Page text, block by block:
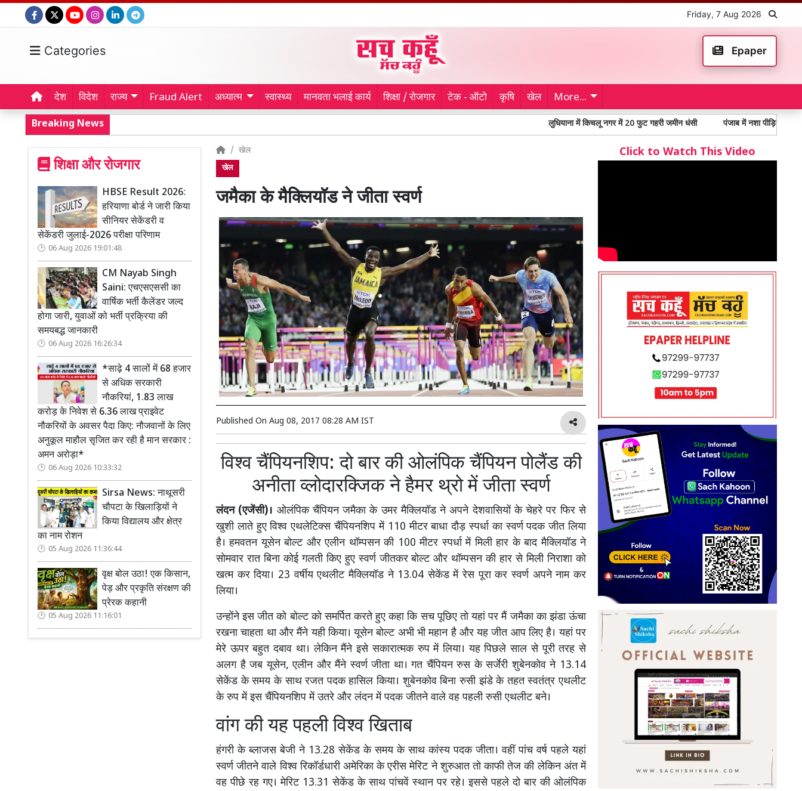
Friday, 7 Aug 2026
Categories Epaper
देश विदेश राज्य Fraud Alert अध्यात्म स्वास्थ्य मानवता भलाई कार्य शिक्षा / रोजगार टेक - ऑटो कृषि खेल More...
Breaking News लुधियाना में किचलू नगर में 20 फुट गहरी जमीन धंसी पंजाब में नशा पीड़ितों में 65% से अधिक
शिक्षा और रोजगार
HBSE Result 2026:
हरियाणा बोर्ड ने जारी किया
सीनियर सेकेंडरी व
सेकेंडरी जुलाई-2026 परीक्षा परिणाम
06 Aug 2026 19:01:48
CM Nayab Singh
Saini: एचएसएससी का
वार्षिक भर्ती कैलेंडर जल्द
होगा जारी, युवाओं को भर्ती प्रक्रिया की
समयबद्ध जानकारी
06 Aug 2026 16:26:34
*साढ़े 4 सालों में 68 हजार
से अधिक सरकारी
नौकरियां, 1.83 लाख
करोड़ के निवेश से 6.36 लाख प्राइवेट
नौकरियों के अवसर पैदा किए: नौजवानों के लिए
अनुकूल माहौल सृजित कर रही है मान सरकार :
अमन अरोड़ा*
06 Aug 2026 10:33:32
Sirsa News: नाथूसरी
चौपटा के खिलाड़ियों ने
किया विद्यालय और क्षेत्र
का नाम रोशन
05 Aug 2026 11:36:44
वृक्ष बोल उठा! एक किसान,
पेड़ और प्रकृति संरक्षण की
प्रेरक कहानी
05 Aug 2026 11:16:01
खेल
खेल
जमैका के मैक्लियॉड ने जीता स्वर्ण
Published On Aug 08, 2017 08:28 AM IST
विश्व चैंपियनशिप: दो बार की ओलंपिक चैंपियन पोलैंड की
अनीता व्लोदारक्जिक ने हैमर थ्रो में जीता स्वर्ण
लंदन (एजेंसी)। ओलंपिक चैंपियन जमैका के उमर मैक्लियॉड ने अपने देशवासियों के चेहरे पर फिर से
खुशी लाते हुए विश्व एथलेटिक्स चैंपियनशिप में 110 मीटर बाधा दौड़ स्पर्धा का स्वर्ण पदक जीत लिया
है। हमवतन यूसेन बोल्ट और एलीन थॉम्पसन की 100 मीटर स्पर्धा में मिली हार के बाद मैक्लियॉड ने
सोमवार रात बिना कोई गलती किए हुए स्वर्ण जीतकर बोल्ट और थॉम्पसन की हार से मिली निराशा को
खत्म कर दिया। 23 वर्षीय एथलीट मैक्लियॉड ने 13.04 सेकेंड में रेस पूरा कर स्वर्ण अपने नाम कर
लिया।
उन्होंने इस जीत को बोल्ट को समर्पित करते हुए कहा कि सच पूछिए तो यहां पर मैं जमैका का झंडा ऊंचा
रखना चाहता था और मैंने यही किया। यूसेन बोल्ट अभी भी महान है और यह जीत आप लिए है। यहां पर
मेरे ऊपर बहुत दबाव था। लेकिन मैंने इसे सकारात्मक रुप में लिया। यह पिछले साल से पूरी तरह से
अलग है जब यूसेन, एलीन और मैंने स्वर्ण जीता था। गत चैंपियन रुस के सर्जेरी शुबेनकोव ने 13.14
सेकेंड के समय के साथ रजत पदक हासिल किया। शुबेनकोव बिना रुसी झंडे के तहत स्वतंत्र एथलीट
के रुप में इस चैंपियनशिप में उतरे और लंदन में पदक जीतने वाले वह पहली रुसी एथलीट बने।
वांग की यह पहली विश्व खिताब
हंगरी के ब्लाजस बेजी ने 13.28 सेकेंड के समय के साथ कांस्य पदक जीता। वहीं पांच वर्ष पहले यहां
स्वर्ण जीतने वाले विश्व रिकॉर्डधारी अमेरिका के एरीस मेरिट ने शुरुआत तो काफी तेज की लेकिन अंत में
वह पीछे रह गए। मेरिट 13.31 सेकेंड के साथ पांचवें स्थान पर रहे। इससे पहले दो बार की ओलंपिक
Click to Watch This Video